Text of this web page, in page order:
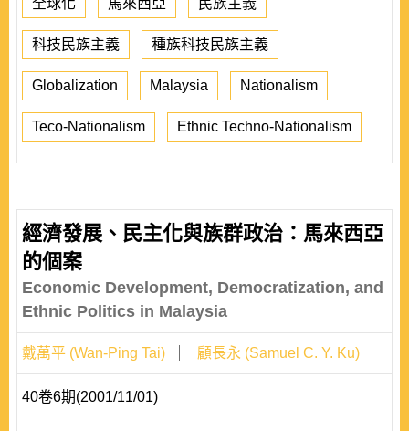
全球化 馬來西亞 民族主義
科技民族主義 種族科技民族主義
Globalization Malaysia Nationalism
Teco-Nationalism Ethnic Techno-Nationalism
經濟發展、民主化與族群政治：馬來西亞
的個案
Economic Development, Democratization, and
Ethnic Politics in Malaysia
戴萬平 (Wan-Ping Tai) 顧長永 (Samuel C. Y. Ku)
40卷6期(2001/11/01)